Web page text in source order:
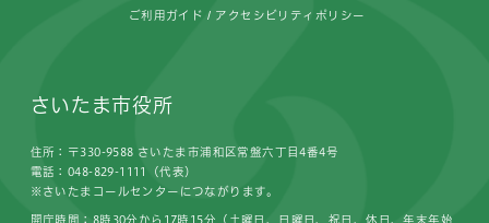
ご利用ガイド アクセシビリティポリシー
さいたま市役所
住所：〒330-9588 さいたま市浦和区常盤六丁目4番4号
電話：048-829-1111（代表）
※さいたまコールセンターにつながります。
開庁時間：8時30分から17時15分（土曜日、日曜日、祝日、休日、年末年始